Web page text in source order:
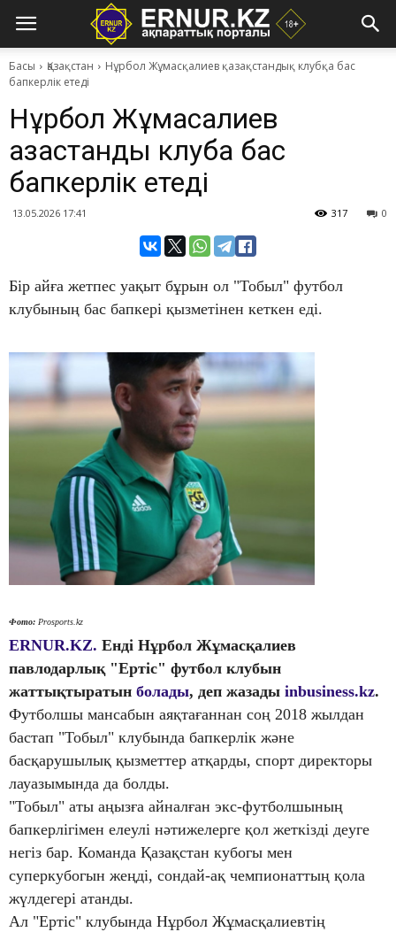
Басы Қазақстан
Нұрбол Жұмасқалиев қазақстандық клубқа бас
бапкерлік етеді
Нұрбол Жұмасқалиев
қазақстандық клубқа бас
бапкерлік етеді
13.05.2026 17:41 0
317
Бір айға жетпес уақыт бұрын ол "Тобыл" футбол
клубының бас бапкері қызметінен кеткен еді.
Фото: Prosports.kz
ERNUR.KZ. Енді Нұрбол Жұмасқалиев
павлодарлық "Ертіс" футбол клубын
жаттықтыратын болады, деп жазады inbusiness.kz.
Футболшы мансабын аяқтағаннан соң 2018 жылдан
бастап "Тобыл" клубында бапкерлік және
басқарушылық қызметтер атқарды, спорт директоры
лауазымында да болды.
"Тобыл" аты аңызға айналған экс-футболшының
бапкерлігімен елеулі нәтижелерге қол жеткізді деуге
негіз бар. Команда Қазақстан кубогы мен
суперкубогын жеңді, сондай-ақ чемпионаттың қола
жүлдегері атанды.
Ал "Ертіс" клубында Нұрбол Жұмасқалиевтің